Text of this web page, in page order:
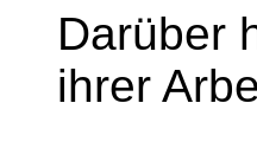
Darüber
ihrer